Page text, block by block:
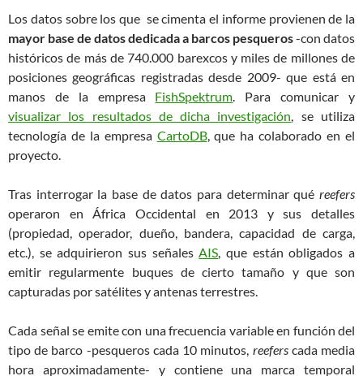
Los datos sobre los que se cimenta el informe provienen de la
mayor base de datos dedicada a barcos pesqueros-con datos
históricos de más de 740.000 barexcos y miles de millones de
posiciones geográficas registradas desde 2009- que está en
manos de la empresa FishSpektrum. Para comunicar y
visualizar los resultados de dicha investigación, se utiliza
tecnología de la empresa CartoDB, que ha colaborado en el
proyecto.
Tras interrogar la base de datos para determinar qué reefers
operaron en África Occidental en 2013 y sus detalles
(propiedad, operador, dueño, bandera, capacidad de carga,
etc.), se adquirieron sus señalesAIS, que están obligados a
emitir regularmente buques de cierto tamaño y que son
capturadas por satélites y antenas terrestres.
Cada señal se emite con una frecuencia variable en función del
tipo de barco -pesqueros cada 10 minutos, reeferscada media
hora aproximadamente- y contiene una marca temporal